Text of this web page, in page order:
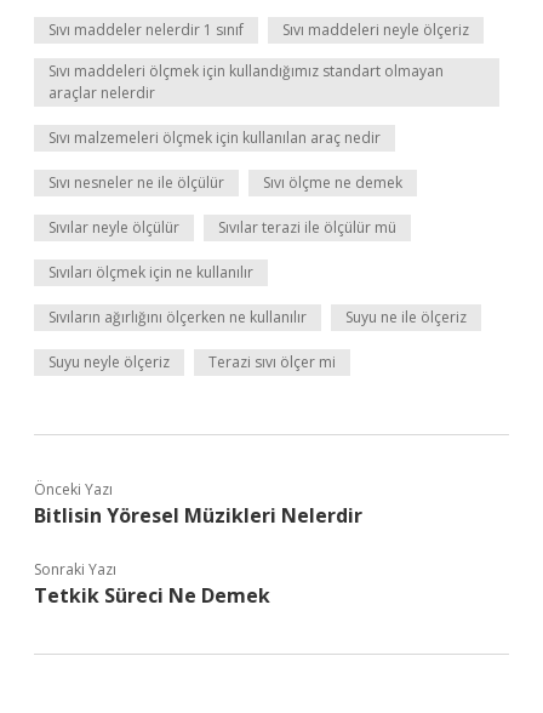
Sıvı maddeler nelerdir 1 sınıf
Sıvı maddeleri neyle ölçeriz
Sıvı maddeleri ölçmek için kullandığımız standart olmayan
araçlar nelerdir
Sıvı malzemeleri ölçmek için kullanılan araç nedir
Sıvı nesneler ne ile ölçülür Sıvı ölçme ne demek
Sıvılar neyle ölçülür Sıvılar terazi ile ölçülür mü
Sıvıları ölçmek için ne kullanılır
Sıvıların ağırlığını ölçerken ne kullanılır Suyu ne ile ölçeriz
Suyu neyle ölçeriz Terazi sıvı ölçer mi
Önceki Yazı
Bitlisin Yöresel Müzikleri Nelerdir
Sonraki Yazı
Tetkik Süreci Ne Demek